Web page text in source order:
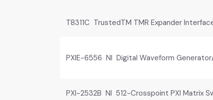
T8311C TrustedTM TMR Expander
PXIE-6556 NI Digital Waveform
PXI-2532B NI 512-Crosspoint PXI Matrix